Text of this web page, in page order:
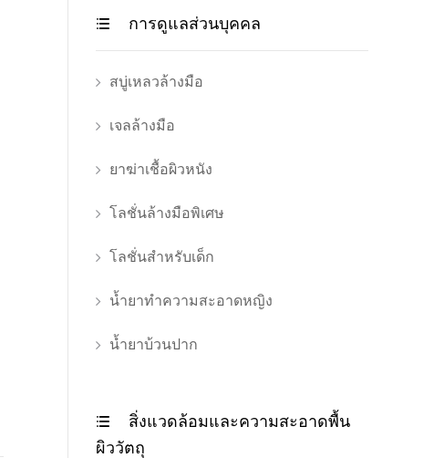
 การดูแลส่วนบุคคล
สบู่เหลวล้างมือ
เจลล้างมือ
ยาฆ่าเชื้อผิวหนัง
โลชั่นล้างมือพิเศษ
โลชั่นสำหรับเด็ก
น้ำยาทำความสะอาดหญิง
น้ำยาบ้วนปาก

สิ่งแวดล้อมและความสะอาดพื้น
ผิววัตถุ